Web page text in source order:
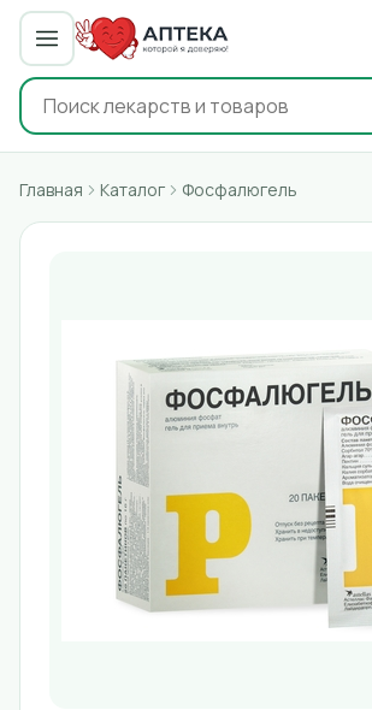
Главная Каталог Фосфалюгель